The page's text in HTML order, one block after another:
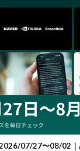
2026/07/27〜08/02